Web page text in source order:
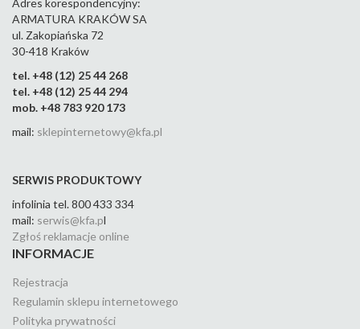
Adres korespondencyjny:
ARMATURA KRAKÓW SA
ul. Zakopiańska 72
30-418 Kraków
tel. +48 (12) 25 44 268
tel. +48 (12) 25 44 294
mob. +48 783 920 173
mail: sklepinternetowy@kfa.pl
SERWIS PRODUKTOWY
infolinia tel. 800 433 334
mail: serwis@kfa.pl
Zgłoś reklamacje online
INFORMACJE
Rejestracja
Regulamin sklepu internetowego
Polityka prywatności